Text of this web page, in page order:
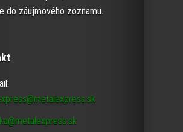
do záujmového zoznamu.